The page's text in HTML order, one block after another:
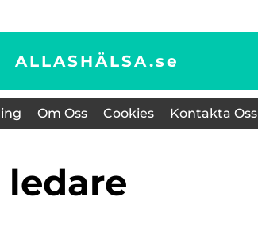
ALLASHÄLSA.se
Om Oss Cookies Kontakta Oss
ledare